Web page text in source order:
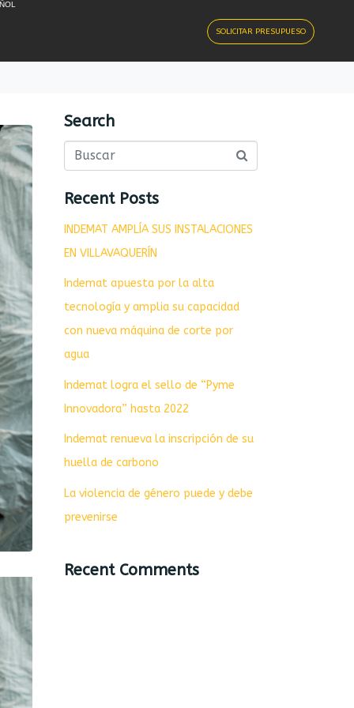
SOLICITAR PRESUPUESO
Search
Recent Posts
INDEMAT AMPLÍA SUS INSTALACIONES
EN VILLAVAQUERÍN
Indemat apuesta por la alta
tecnología y amplia su capacidad
con nueva máquina de corte por
agua
Indemat logra el sello de “Pyme
Innovadora” hasta 2022
Indemat renueva la inscripción de su
huella de carbono
La violencia de género puede y debe
prevenirse
Recent Comments